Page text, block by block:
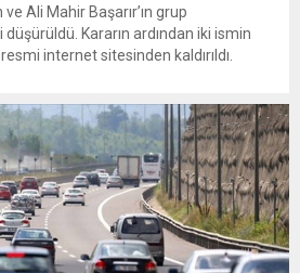
ve Ali Mahir Başarır’ın grup
Kararın ardından iki ismin
internet sitesinden kaldırıldı.
üzere Yüksek Disiplin Kurulu’na
tüm görevlerinden...